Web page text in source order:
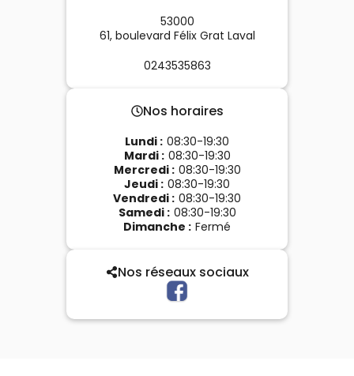
53000
61, boulevard Félix Grat Laval
0243535863
Nos horaires
Lundi : 08:30-19:30
Mardi: 08:30-19:30
Mercredi: 08:30-19:30
Jeudi : 08:30-19:30
Vendredi : 08:30-19:30
Samedi: 08:30-19:30
Dimanche : Fermé
Nos réseaux sociaux